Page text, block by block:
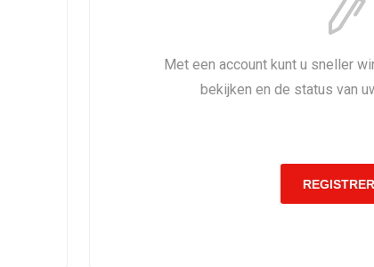
Met een account kunt u sneller
bekijken en de status van